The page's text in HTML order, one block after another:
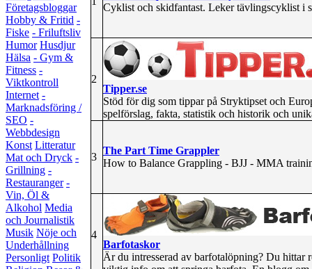
Företagsbloggar
Hobby & Fritid -
Fiske - Friluftsliv
Humor Husdjur
Hälsa - Gym &
Fitness -
Viktkontroll
Internet -
Marknadsföring /
SEO -
Webbdesign
Konst Litteratur
Mat och Dryck -
Grillning -
Restauranger -
Vin, Öl &
Alkohol Media
och Journalistik
Musik Nöje och
Underhållning
Personligt Politik
Cyklist och skidfantast. Leker tävlingscyklist i
2
Tipper.se
Stöd för dig som tippar på Stryktipset och
spelförslag, fakta, statistik och historik och
3
The Part Time Grappler
How to Balance Grappling - BJJ - MMA
4
Barfotaskor
Är du intresserad av barfotalöpning? Du hittar